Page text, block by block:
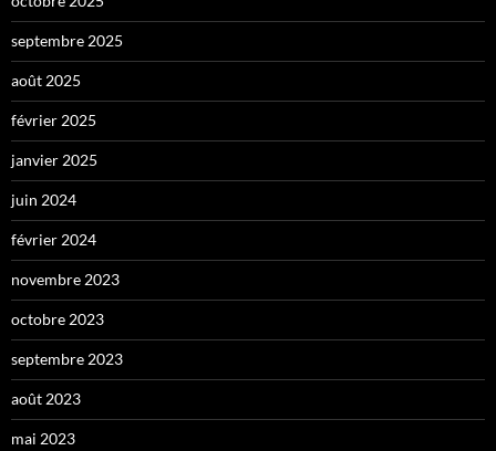
septembre 2025
août 2025
février 2025
janvier 2025
juin 2024
février 2024
novembre 2023
octobre 2023
septembre 2023
août 2023
mai 2023